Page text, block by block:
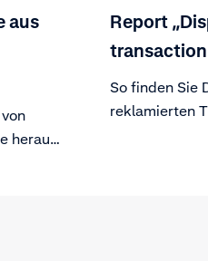
aus
heraus,
Report
So finden Sie
reklamierten